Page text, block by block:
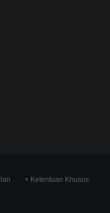
+ Ketentuan Khusus